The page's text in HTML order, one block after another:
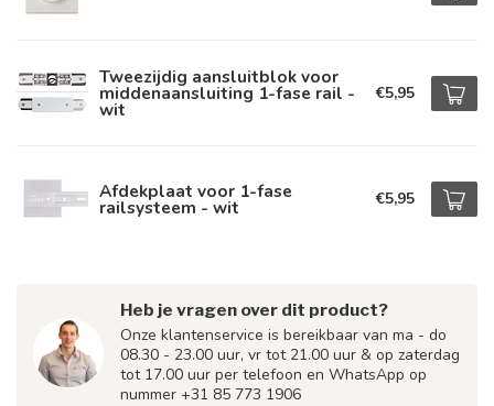
Tweezijdig aansluitblok voor
middenaansluiting 1-fase rail -
wit
€5,95
Afdekplaat voor 1-fase
railsysteem - wit €5,95
Heb je vragen over dit product?
Onze klantenservice is bereikbaar van ma - do
08.30 - 23.00 uur, vr tot 21.00 uur & op zaterdag
tot 17.00 uur per telefoon en WhatsApp op
nummer +31 85 773 1906